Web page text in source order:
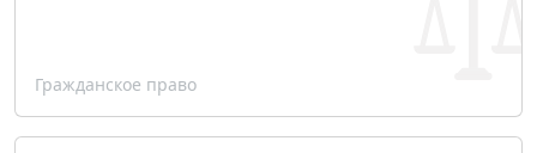
Гражданское право